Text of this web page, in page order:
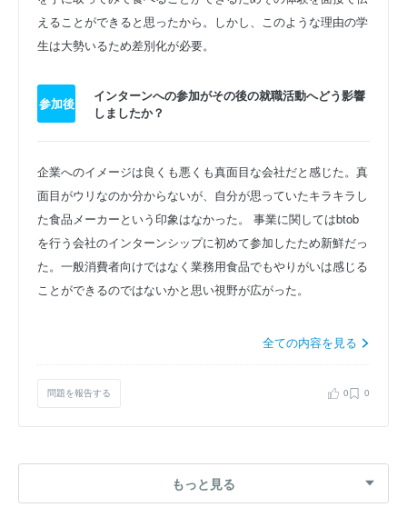
えることができると思ったから。しかし、このような理由の学
生は大勢いるため差別化が必要。
参加後
インターンへの参加がその後の就職活動へどう影響
しましたか？
企業へのイメージは良くも悪くも真面目な会社だと感じた。真
面目がウリなのか分からないが、自分が思っていたキラキラし
た食品メーカーという印象はなかった。 事業に関してはbtob
を行う会社のインターンシップに初めて参加したため新鮮だっ
た。一般消費者向けではなく業務用食品でもやりがいは感じる
ことができるのではないかと思い視野が広がった。
全ての内容を見る
問題を報告する 0 0
もっと見る